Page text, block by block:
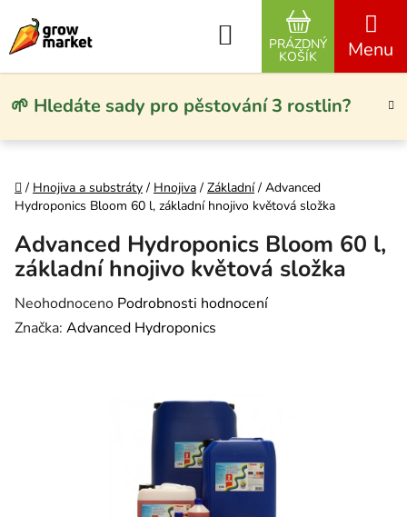
🌱 Hledáte sady pro pěstování 3 rostlin?
Hledat
NÁKUPNÍ
PRÁZDNÝ
KOŠÍK
Domů
/ Hnojiva a substráty / Hnojiva / Základní / Advanced
Hydroponics Bloom 60 l, základní hnojivo květová složka
Advanced Hydroponics Bloom 60 l,
základní hnojivo květová složka
Průměrné hodnocení produktu je 0,0 z 5 hvězdiček.
Neohodnoceno Podrobnosti hodnocení
Značka: Advanced Hydroponics